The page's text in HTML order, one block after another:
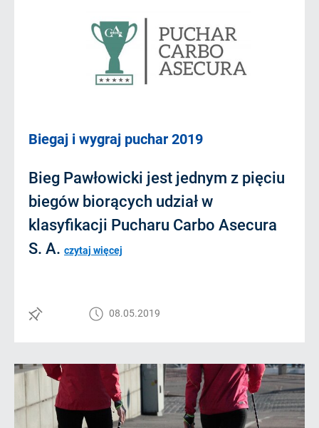
Biegaj i wygraj puchar 2019
Bieg Pawłowicki jest jednym z pięciu
biegów biorących udział w
klasyfikacji Pucharu Carbo Asecura
S. A. czytaj więcej
08.05.2019